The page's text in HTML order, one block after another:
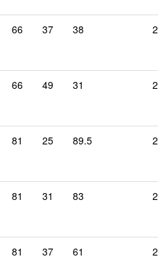
66 37 38
66 49 31
81 25 89.5
81 31 83
81 37 61